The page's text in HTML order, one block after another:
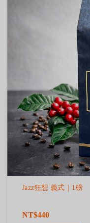
Jazz狂想 義式｜1磅
NT$440